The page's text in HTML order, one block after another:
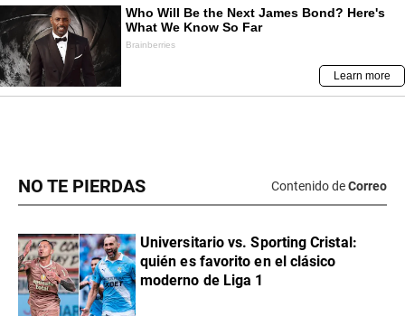
NO TE PIERDAS Contenido deCorreo
Universitario vs. Sporting Cristal:
quién es favorito en el clásico
moderno de Liga 1